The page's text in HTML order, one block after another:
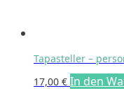
Tapasteller –
17,00 € In den